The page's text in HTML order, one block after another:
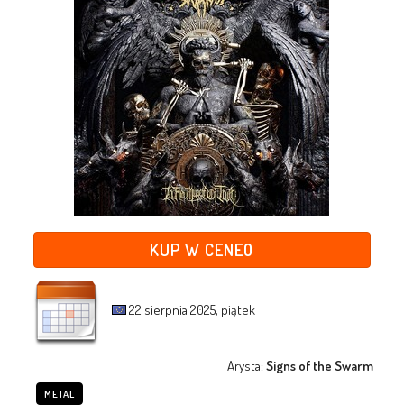
KUP W CENEO
22 sierpnia 2025, piątek
Arysta:Signs of the Swarm
METAL